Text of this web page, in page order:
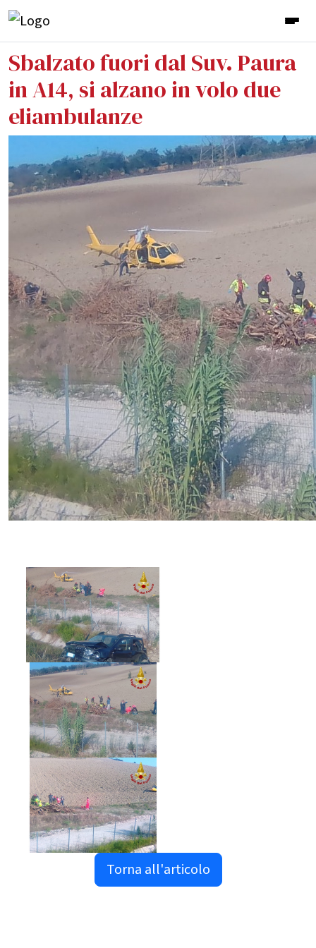
Sbalzato fuori dal Suv. Paura
in A14, si alzano in volo due
eliambulanze
Torna all'articolo